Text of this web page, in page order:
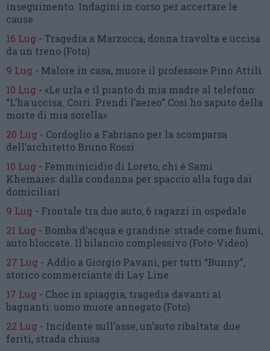
inseguimento. Indagini in corso per accertare le
cause
16 Lug - Tragedia a Marzocca, donna travolta e uccisa
da un treno (Foto)
9 Lug - Malore in casa, muore il professore Pino Attili
10 Lug - «Le urla e il pianto di mia madre al telefono:
“L’ha uccisa. Corri. Prendi l’aereo” Così ho saputo della
morte di mia sorella»
20 Lug - Cordoglio a Fabriano per la scomparsa
dell’architetto Bruno Rossi
10 Lug - Femminicidio di Loreto, chi è Sami
Khemaies: dalla condanna per spaccio alla fuga dai
domiciliari
9 Lug - Frontale tra due auto, 6 ragazzi in ospedale
21 Lug - Bomba d’acqua e grandine: strade come fiumi,
auto bloccate. Il bilancio complessivo (Foto-Video)
27 Lug - Addio a Giorgio Pavani, per tutti “Bunny”,
storico commerciante di Lay Line
17 Lug - Choc in spiaggia, tragedia davanti ai
bagnanti:uomo muore annegato (Foto)
22 Lug - Incidente sull’asse, un’auto ribaltata: due
feriti, strada chiusa